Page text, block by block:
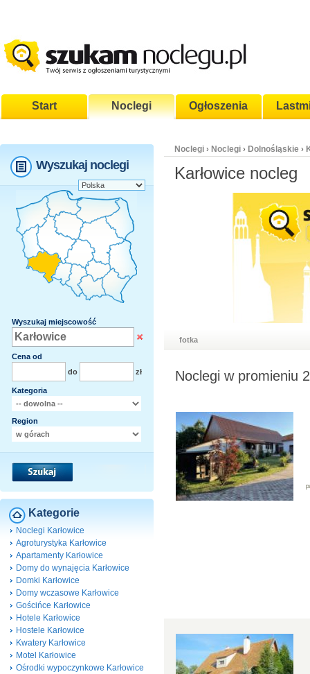
Start Noclegi Ogłoszenia
Wyszukaj noclegi
Wyszukaj miejscowość
Cena od
do
zł
Kategoria
Region
Kategorie
Noclegi Karłowice
Agroturystyka Karłowice
Apartamenty Karłowice
Domy do wynajęcia Karłowice
Domki Karłowice
Domy wczasowe Karłowice
Gościńce Karłowice
Hotele Karłowice
Hostele Karłowice
Kwatery Karłowice
Motel Karłowice
Ośrodki wypoczynkowe Karłowice
Noclegi › Noclegi › Dolnośląskie ›
Karłowice nocleg
fotka
Noclegi w promieniu